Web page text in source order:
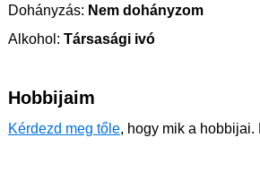
Dohányzás: Nem dohányzom
Alkohol: Társasági ivó
Hobbijaim
Kérdezd meg tőle, hogy mik a